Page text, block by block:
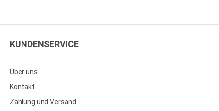
KUNDENSERVICE
Über uns
Kontakt
Zahlung und Versand